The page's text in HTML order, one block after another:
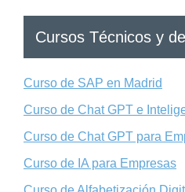
Cursos Técnicos y
Curso de SAP en Madrid
Curso de Chat GPT e
Curso de Chat GPT para
Curso de IA para Empresas